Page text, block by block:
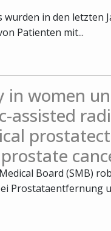
in den letzten
Patienten mit...
in women
assisted
Board (SMB)
Prostataentfernung